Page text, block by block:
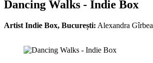
Dancing Walks - Indie Box
Artist Indie Box, București: Alexandra Gîrbea